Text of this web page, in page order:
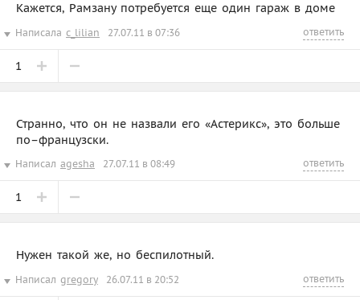
Кажется, Рамзану потребуется еще один гараж в доме
Написала c_lilian 27.07.11 в 07:36 ответить
1
Странно, что он не назвали его «Астерикс», это больше
по–французски.
Написал agesha 27.07.11 в 08:49 ответить
1
Нужен такой же, но беспилотный.
Написал gregory 26.07.11 в 20:52 ответить